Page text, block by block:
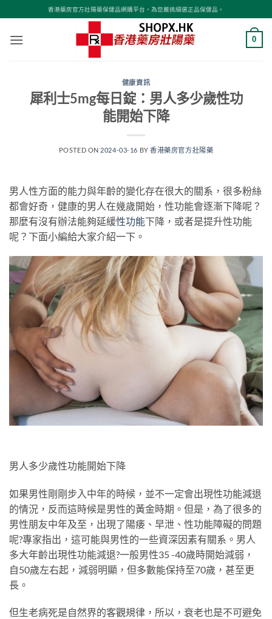
to
content
香港藥房官方壯陽藥保健品網購平台，為您嚴挑細選正品保健品。
0
健康資訊
犀利士5mg每日錠：男人多少歲性功
能開始下降
POSTED ON 2024-03-16 BY香港藥房官方壯陽藥
男人性方面的能力與年齡的變化存在很大的關系，很多粉絲
都會好奇，健康的男人在幾歲開始，性功能會逐漸下降呢？
那麼有沒有辦法能夠延緩性功能下降，或者是提升性功能
呢？下面小編給大家介紹一下。
男人多少歲性功能開始下降
如果男性剛剛步入中年的時候，並不一定會出現性功能減退
的情況，反而這時候是男性的黃金時期。但是，為了很多的
男性朋友中年及至，出現了陽痿、早泄、性功能障礙的問題
呢?專家指出，這可能與男性的一些資深因素有關系。男人
多大年齡出現性功能減退?一般男性35 -40歲時開始減弱，
自50歲左右起，減弱明顯，但多數能保持至70歲，甚至更
長。
但生老病死是自然界的客觀規律，所以，衰老也是不可避免